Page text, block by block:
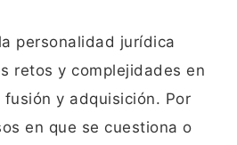
personalidad jurídica
retos y complejidades en
y adquisición. Por
en que se cuestiona o